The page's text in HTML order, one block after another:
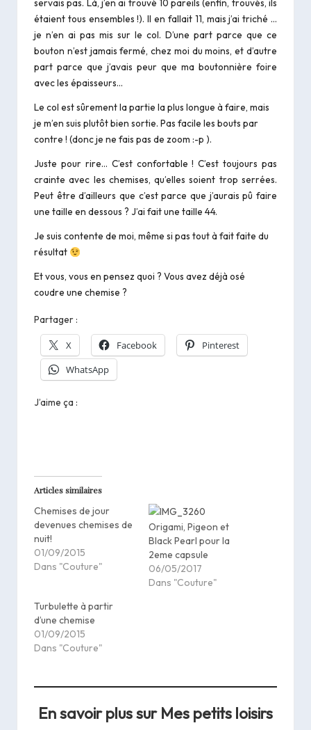
servais pas. Là, j’en ai trouvé 10 pareils (enfin, trouvés, ils
étaient tous ensembles !). Il en fallait 11, mais j’ai triché …
je n’en ai pas mis sur le col. D’une part parce que ce
bouton n’est jamais fermé, chez moi du moins, et d’autre
part parce que j’avais peur que ma boutonnière foire
avec les épaisseurs…
Le col est sûrement la partie la plus longue à faire, mais
je m’en suis plutôt bien sortie. Pas facile les bouts par
contre ! (donc je ne fais pas de zoom :-p ).
Juste pour rire… C’est confortable ! C’est toujours pas
crainte avec les chemises, qu’elles soient trop serrées.
Peut être d’ailleurs que c’est parce que j’aurais pû faire
une taille en dessous ? J’ai fait une taille 44.
Je suis contente de moi, même si pas tout à fait faite du
résultat
Et vous, vous en pensez quoi ? Vous avez déjà osé
coudre une chemise ?
Partager :
X Facebook
Pinterest
WhatsApp
J’aime ça :
Articles similaires
Chemises de jour
devenues chemises de
nuit!
01/09/2015
Dans "Couture"
Origami, Pigeon et
Black Pearl pour la
2eme capsule
06/05/2017
Dans "Couture"
Turbulette à partir
d’une chemise
01/09/2015
Dans "Couture"
En savoir plus sur Mes petits loisirs